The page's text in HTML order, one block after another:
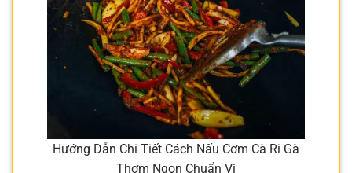
Hướng Dẫn Chi Tiết Cách Nấu Cơm Cà Ri Gà
Thơm Ngon Chuẩn Vị